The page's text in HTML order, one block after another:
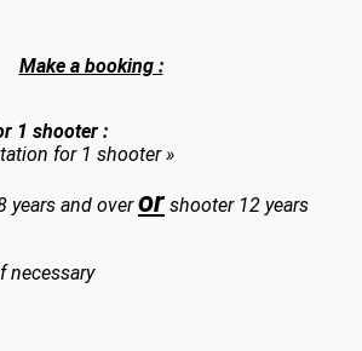
Make a booking :
1 shooter :
for 1 shooter »
years and overor shooter 12 years
necessary